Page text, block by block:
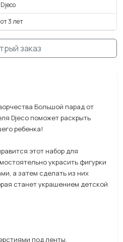
Djeco
от 3 лет
заказ
Большой парад от
Djeco поможет раскрыть
ребенка!
этот набор для
украсить фигурки
а затем сделать из них
станет украшением детской
под ленты,